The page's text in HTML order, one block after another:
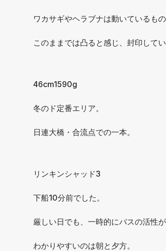
ワカサギやヘラブナは動いているも
このままでは凸ると感じ、封印して
46cm1590g
冬のド定番エリア。
日連大橋・合流点での一本。
リンキンシャッド3
下船10分前でした。
厳しい日でも、一時的にバスの活性
わかりやすいのは朝と夕方。